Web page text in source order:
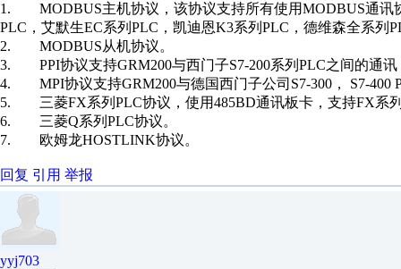
1. MODBUS主机协议，该协议支持所有使用MODBUS通讯
PLC，艾默生EC系列PLC，凯迪恩K3系列PLC，德维森全系列
2. MODBUS从机协议。
3. PPI协议支持GRM200与西门子S7-200系列PLC之间的通讯
4. MPI协议支持GRM200与德国西门子公司S7-300， S7-400
5. 三菱FX系列PLC协议，使用485BD通讯板卡，支持FX系
6. 三菱Q系列PLC协议。
7. 欧姆龙HOSTLINK协议。
回复 引用 举报
yyj703